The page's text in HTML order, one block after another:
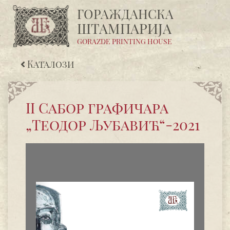
ГОРАЖДАНСКA
ШТАМПАРИЈA
GORAZDE PRINTING HOUSE
Каталози
II Сабор графичара
„Теодор Љубавић“-2021